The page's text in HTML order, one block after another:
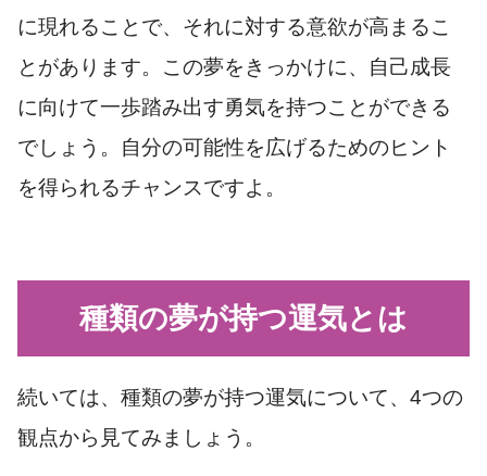
に現れることで、それに対する意欲が高まるこ
とがあります。この夢をきっかけに、自己成長
に向けて一歩踏み出す勇気を持つことができる
でしょう。自分の可能性を広げるためのヒント
を得られるチャンスですよ。
種類の夢が持つ運気とは
続いては、種類の夢が持つ運気について、4つの
観点から見てみましょう。